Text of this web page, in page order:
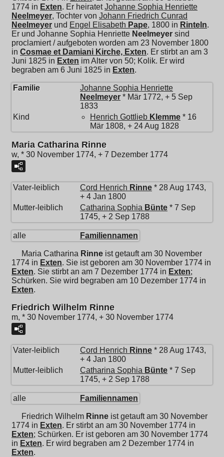
1774 in Exten. Er heiratetJohanne Sophia Henriette
Neelmeyer, Tochter von Johann Friedrich Cunrad
Neelmeyer und Engel Elisabeth Pape, 1800 in Rinteln.
Er und Johanne Sophia Henriette Neelmeyer sind
proclamiert / aufgeboten worden am 23 November 1800
in Cosmae et Damiani Kirche, Exten. Er stirbt an am 3
Juni 1825 in Exten im Alter von 50; Kolik. Er wird
begraben am 6 Juni 1825 in Exten.
Familie
Johanne Sophia Henriette
Neelmeyer * Mär 1772, + 5 Sep
1833
Kind
Henrich Gottlieb Klemme * 16
Mär 1808, + 24 Aug 1828
Maria Catharina Rinne
w, * 30 November 1774, + 7 Dezember 1774
Vater-leiblich Cord Henrich Rinne * 28 Aug 1743,
+ 4 Jan 1800
Mutter-leiblich
Catharina Sophia Bünte * 7 Sep
1745, + 2 Sep 1788
alle Familiennamen
Maria Catharina Rinne ist getauft am 30 November
1774 in Exten. Sie ist geboren am 30 November 1774 in
Exten. Sie stirbt an am 7 Dezember 1774 in Exten;
Schürken. Sie wird begraben am 10 Dezember 1774 in
Exten.
Friedrich Wilhelm Rinne
m, * 30 November 1774, + 30 November 1774
Vater-leiblich Cord Henrich Rinne * 28 Aug 1743,
+ 4 Jan 1800
Mutter-leiblich
Catharina Sophia Bünte * 7 Sep
1745, + 2 Sep 1788
alle Familiennamen
Friedrich Wilhelm Rinne ist getauft am 30 November
1774 in Exten. Er stirbt an am 30 November 1774 in
Exten; Schürken. Er ist geboren am 30 November 1774
in Exten. Er wird begraben am 2 Dezember 1774 in
Exten.